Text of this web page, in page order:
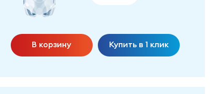
В корзину Купить в 1 клик